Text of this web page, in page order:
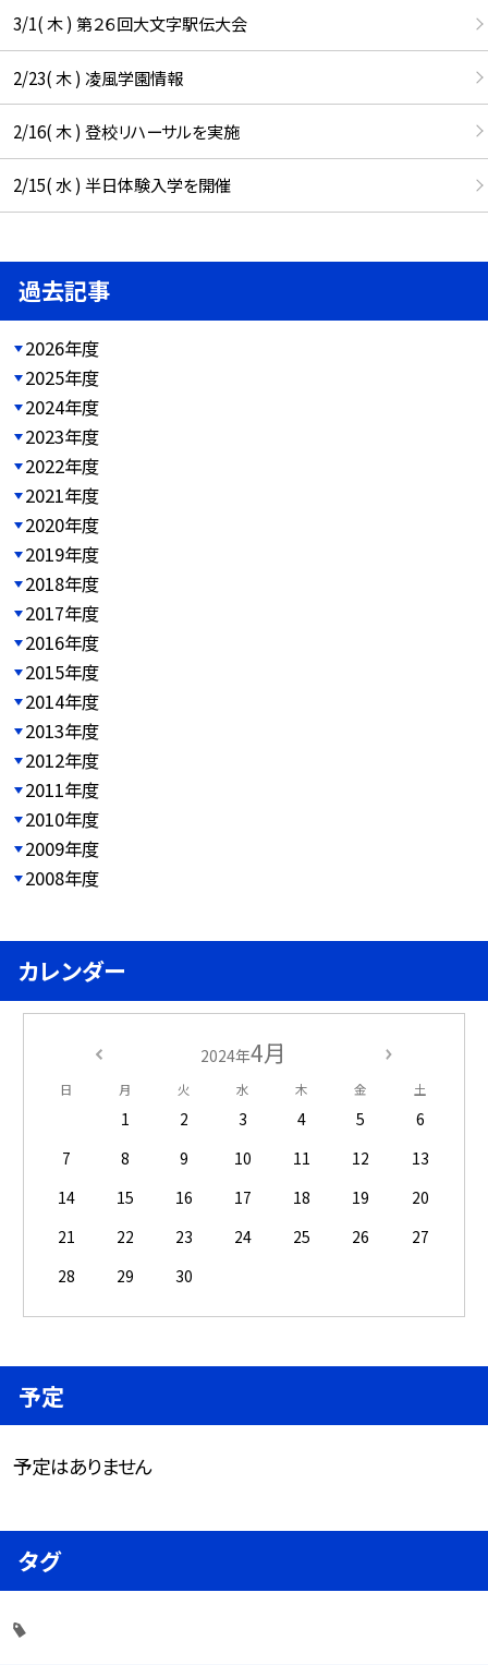
3/1( 木 ) 第２６回大文字駅伝大会
2/23( 木 ) 凌風学園情報
2/16( 木 ) 登校リハーサルを実施
2/15( 水 ) 半日体験入学を開催
過去記事
2026年度
2025年度
2024年度
2023年度
2022年度
2021年度
2020年度
2019年度
2018年度
2017年度
2016年度
2015年度
2014年度
2013年度
2012年度
2011年度
2010年度
2009年度
2008年度
カレンダー
2024年4月
日 月 火 水 木 金 土
1 2 3 4 5
6
7
8 9 10 11 12
13
14
15 16 17 18 19
20
21
22 23 24 25 26
27
28
29 30
予定
予定はありません
タグ